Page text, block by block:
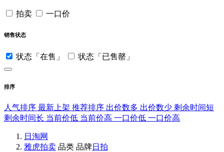
拍卖 一口价
销售状态
状态「在售」 状态「已售罄」
排序
人气排序 最新上架 推荐排序 出价数多 出价数少 剩余时间短
剩余时间长 当前价低 当前价高 一口价低 一口价高
日淘网
雅虎拍卖 品类 品牌日拍